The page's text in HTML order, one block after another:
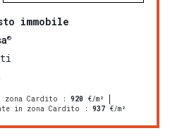
immobile
®
zona Cardito : 920 €/m²
in zona Cardito : 937 €/m²